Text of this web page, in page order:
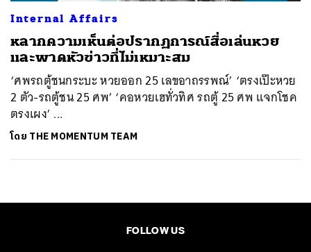
Internal Affairs
หลากความเห็นต่อปรากฏการณ์สื่อเล่นหวย
และพาดหัวข่าวที่ไม่เหมาะสม
‘ศพรถตู้ชนกระบะ หวยออก 25 เลขอาถรรพณ์’ ‘ตรงเป๊ะหวย
2 ตัว-รถตู้ชน 25 ศพ’ ‘คอหวยเฮทั่วทิศ รถตู้ 25 ศพ แจกโชค
ตรงเผง’ ...
โดย THE MOMENTUM TEAM
FOLLOW US